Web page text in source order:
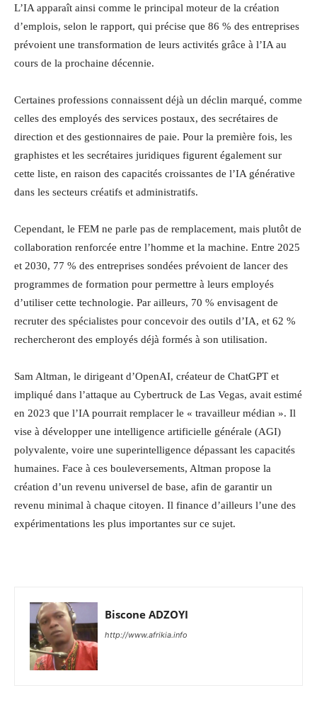
L’IA apparaît ainsi comme le principal moteur de la création
d’emplois, selon le rapport, qui précise que 86 % des entreprises
prévoient une transformation de leurs activités grâce à l’IA au
cours de la prochaine décennie.
Certaines professions connaissent déjà un déclin marqué, comme
celles des employés des services postaux, des secrétaires de
direction et des gestionnaires de paie. Pour la première fois, les
graphistes et les secrétaires juridiques figurent également sur
cette liste, en raison des capacités croissantes de l’IA générative
dans les secteurs créatifs et administratifs.
Cependant, le FEM ne parle pas de remplacement, mais plutôt de
collaboration renforcée entre l’homme et la machine. Entre 2025
et 2030, 77 % des entreprises sondées prévoient de lancer des
programmes de formation pour permettre à leurs employés
d’utiliser cette technologie. Par ailleurs, 70 % envisagent de
recruter des spécialistes pour concevoir des outils d’IA, et 62 %
rechercheront des employés déjà formés à son utilisation.
Sam Altman, le dirigeant d’OpenAI, créateur de ChatGPT et
impliqué dans l’attaque au Cybertruck de Las Vegas, avait estimé
en 2023 que l’IA pourrait remplacer le « travailleur médian ». Il
vise à développer une intelligence artificielle générale (AGI)
polyvalente, voire une superintelligence dépassant les capacités
humaines. Face à ces bouleversements, Altman propose la
création d’un revenu universel de base, afin de garantir un
revenu minimal à chaque citoyen. Il finance d’ailleurs l’une des
expérimentations les plus importantes sur ce sujet.
Biscone ADZOYI
http://www.afrikia.info